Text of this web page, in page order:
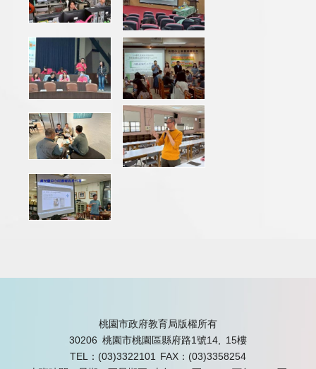
桃園市政府教育局版權所有
30206 桃園市桃園區縣府路1號14, 15樓
TEL：(03)3322101
FAX：(03)3358254